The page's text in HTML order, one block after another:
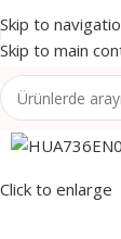
Skip to
Skip to main
Click to enlarge